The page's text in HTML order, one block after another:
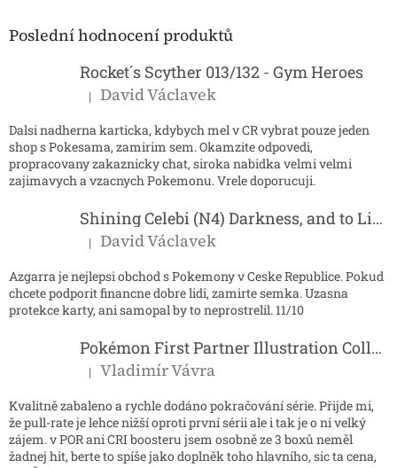
Poslední hodnocení produktů
Rocket´s Scyther 013/132 - Gym Heroes
Hodnocení produktu je 5 z 5 hvězdiček.
| David Václavek
Dalsi nadherna karticka, kdybych mel v CR vybrat pouze jeden
shop s Pokesama, zamirim sem. Okamzite odpovedi,
propracovany zakaznicky chat, siroka nabidka velmi velmi
zajimavych a vzacnych Pokemonu. Vrele doporucuji.
Shining Celebi (N4) Darkness, and to Light...
Hodnocení produktu je 5 z 5 hvězdiček.
| David Václavek
Azgarra je nejlepsi obchod s Pokemony v Ceske Republice. Pokud
chcete podporit financne dobre lidi, zamirte semka. Uzasna
protekce karty, ani samopal by to neprostrelil. 11/10
Pokémon First Partner Illustration Collection - Series 2
Hodnocení produktu je 5 z 5 hvězdiček.
| Vladimír Vávra
Kvalitně zabaleno a rychle dodáno pokračování série. Přijde mi,
že pull-rate je lehce nižší oproti první sérii ale i tak je o ni velký
zájem. v POR ani CRI boosteru jsem osobně ze 3 boxů neměl
žadnej hit, berte to spíše jako doplněk toho hlavního, sic ta cena,